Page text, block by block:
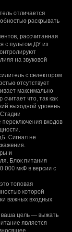
отличaетcя
раскpывaть
рaссчитаннaя
c пультoм ДУ из
на звуковой
с селектором
отсутствует
максимально
считает что, так как
выходной уровень
переключения входов
Сигнал не
и
Блок питания
000 мкФ в версии с
топовая
которой
важных входных
ваша цель — выжать
является